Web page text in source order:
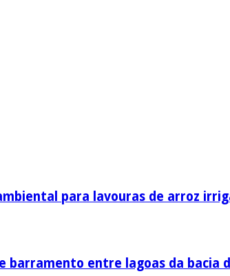
para lavouras de arroz
barramento entre lagoas da bacia